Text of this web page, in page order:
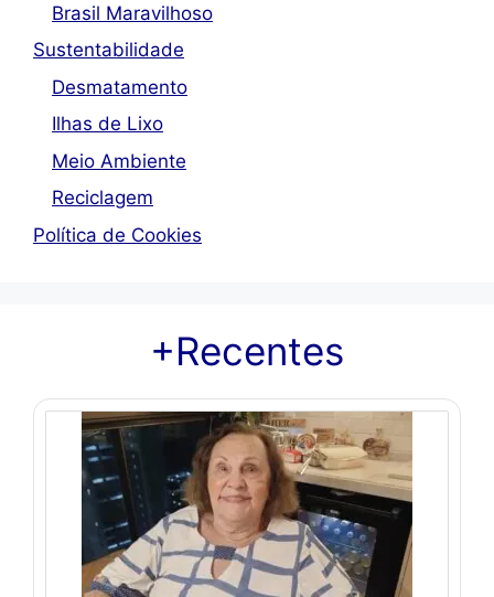
Brasil Maravilhoso
Sustentabilidade
Desmatamento
Ilhas de Lixo
Meio Ambiente
Reciclagem
Política de Cookies
+Recentes